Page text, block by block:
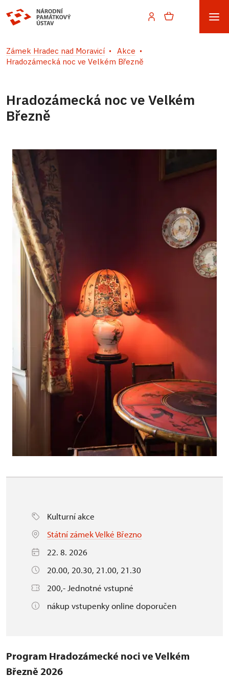
Zámek Hradec nad Moravicí
Akce
Hradozámecká noc ve Velkém Březně
Hradozámecká noc ve Velkém
Březně
Kulturní akce
Státní zámek Velké Březno
22. 8. 2026
20.00, 20.30, 21.00, 21.30
200,- Jednotné vstupné
nákup vstupenky online doporučen
Program Hradozámecké noci ve Velkém
Březně 2026